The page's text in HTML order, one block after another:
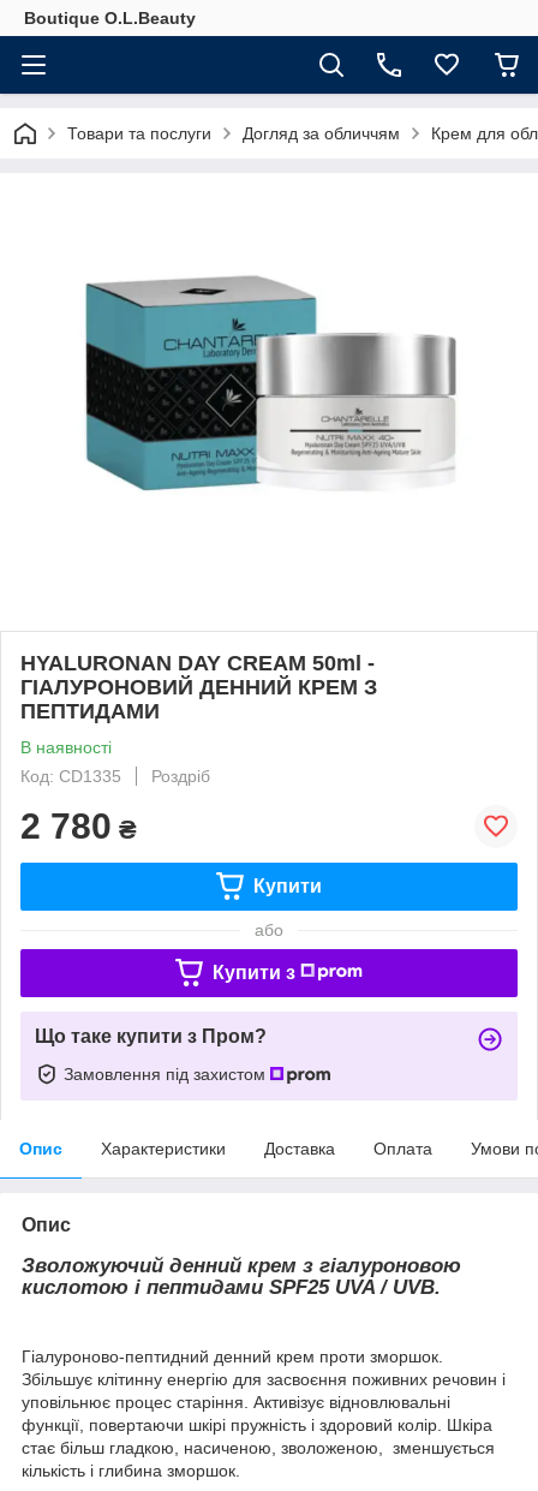
Boutique O.L.Beauty
Товари та послуги Догляд за обличчям Крем для
HYALURONAN DAY CREAM 50ml -
ГІАЛУРОНОВИЙ ДЕННИЙ КРЕМ З
ПЕПТИДАМИ
В наявності
Код: CD1335
Роздріб
2 780 ₴
Купити
або
Купити з
Що таке купити з Пром?
Замовлення під захистом
Опис Характеристики Доставка Оплата Умови
Опис
Зволожуючий денний крем з гіалуроновою
кислотою і пептидами SPF25 UVA / UVB.
Гіалуроново-пептидний денний крем проти зморшок.
Збільшує клітинну енергію для засвоєння поживних речовин і
уповільнює процес старіння. Активізує відновлювальні
функції, повертаючи шкірі пружність і здоровий колір. Шкіра
стає більш гладкою, насиченою, зволоженою, зменшується
кількість і глибина зморшок.